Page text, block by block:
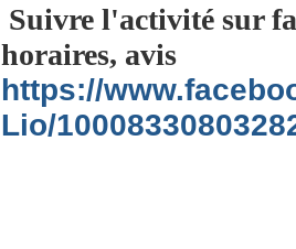
Suivre l'activité sur
horaires, avis
https://
Lio/